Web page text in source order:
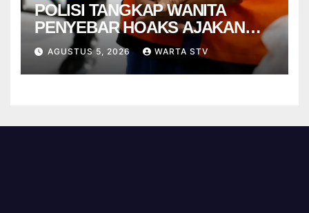
POLISI TANGKAP WANITA
PENYEBAR HOAKS AJAKAN
DEMO JELANG HUT RI
AGUSTUS 5, 2026 WARTA STV